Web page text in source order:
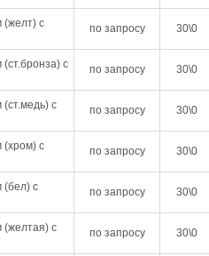
(желт) с
по запросу 30\0
с
по запросу 30\0
с
по запросу 30\0
(хром) с
по запросу 30\0
(бел) с
по запросу 30\0
(желтая) с
по запросу 30\0